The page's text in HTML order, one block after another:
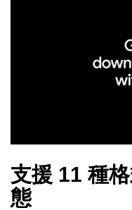
支援 11 種
態